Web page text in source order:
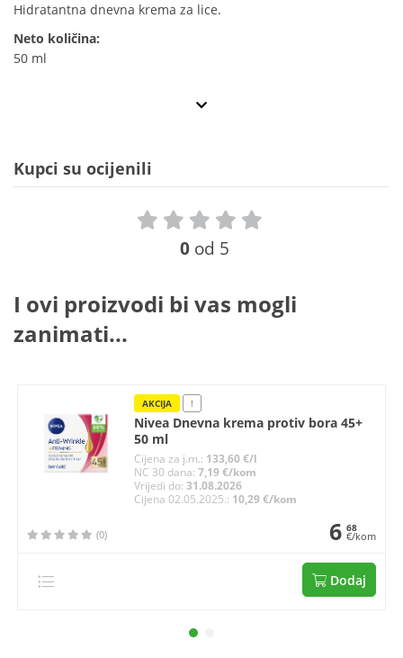
Hidratantna dnevna krema za lice.
Neto količina:
50 ml
Kupci su ocijenili
0 od 5
I ovi proizvodi bi vas mogli
zanimati...
AKCIJA !
Nivea Dnevna krema protiv bora 45+
50 ml
Cijena za j.m.: 133,60 €/l
NC 30 dana:7,19 €/kom
Vrijedi do:31.08.2026
Cijena 02.05.2025.: 10,29 €/kom
(0) 6 68
€/kom
Dodaj